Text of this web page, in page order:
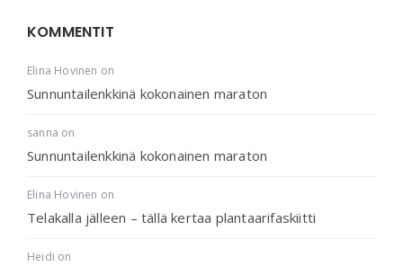
KOMMENTIT
Elina Hovinen on
Sunnuntailenkkinä kokonainen maraton
sanna on
Sunnuntailenkkinä kokonainen maraton
Elina Hovinen on
Telakalla jälleen – tällä kertaa plantaarifaskiitti
Heidi on